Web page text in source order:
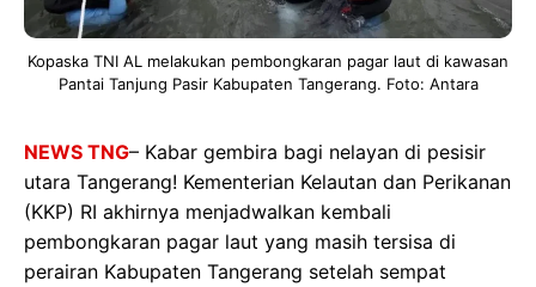
Kopaska TNI AL melakukan pembongkaran pagar laut di kawasan
Pantai Tanjung Pasir Kabupaten Tangerang. Foto: Antara
NEWS TNG– Kabar gembira bagi nelayan di pesisir
utara Tangerang! Kementerian Kelautan dan Perikanan
(KKP) RI akhirnya menjadwalkan kembali
pembongkaran pagar laut yang masih tersisa di
perairan Kabupaten Tangerang setelah sempat